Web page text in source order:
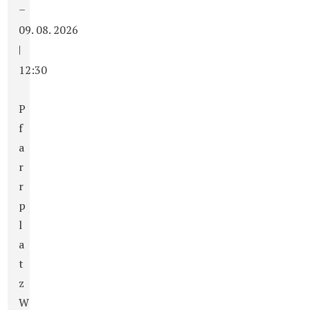
–
09. 08. 2026
|
12:30
P
f
a
r
r
p
l
a
t
z
W